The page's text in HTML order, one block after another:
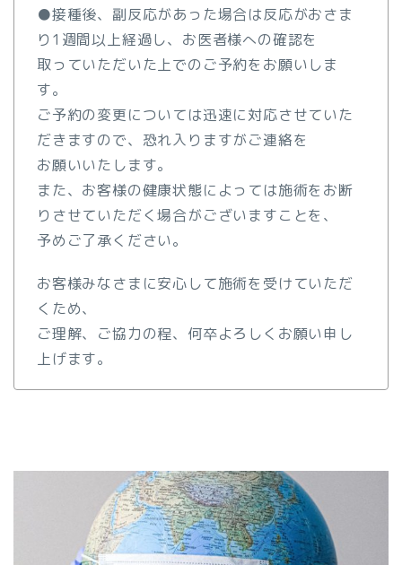
●接種後、副反応があった場合は反応がおさま
り1週間以上経過し、お医者様への確認を
取っていただいた上でのご予約をお願いしま
す。
ご予約の変更については迅速に対応させていた
だきますので、恐れ入りますがご連絡を
お願いいたします。
また、お客様の健康状態に よっては施術をお断
りさせていただく場合がございますことを、
予めご了承ください。
お客様みなさまに安心して施術を受けていただ
くため、
ご理解、ご協力の程、何卒よろしくお願い申し
上げます。